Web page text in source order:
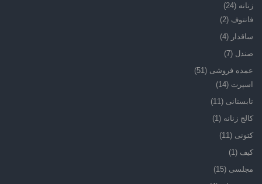
زنانه (24)
فانتوف (2)
ساقدار (4)
صندل (7)
عمده فروشی (51)
اسپرت (14)
تابستانی (11)
کالج زنانه (1)
کتونی (11)
کیف (1)
مجلسی (15)